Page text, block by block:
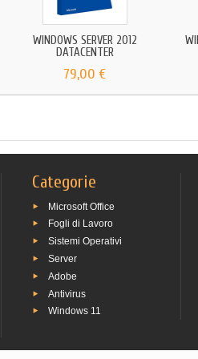
WINDOWS SERVER 2012
DATACENTER
79,00 €
Categorie
Microsoft Office
Fogli di Lavoro
Sistemi Operativi
Server
Adobe
Antivirus
Windows 11